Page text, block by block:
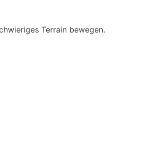
Terrain bewegen.